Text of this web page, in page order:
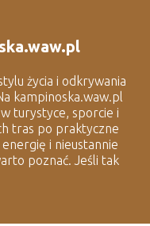
życia i odkrywania
kampinoska.waw.pl
turystyce, sporcie i
tras po praktyczne
i nieustannie
poznać. Jeśli tak